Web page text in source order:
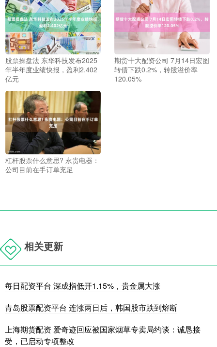
股票操盘法 东华科技发布2025
年半年度业绩快报，盈利2.402
亿元
期货十大配资公司 7月14日宏图
转债下跌0.2%，转股溢价率
120.05%
杠杆股票什么意思? 永贵电器：
公司目前在手订单充足
相关更新
每日配资平台 深成指低开1.15%，贵金属大涨
青岛股票配资平台 连涨两日后，韩国股市跌到熔断
上海期货配资 爱奇迹回应被国家烟草专卖局约谈：诚恳接
受，已启动专项整改